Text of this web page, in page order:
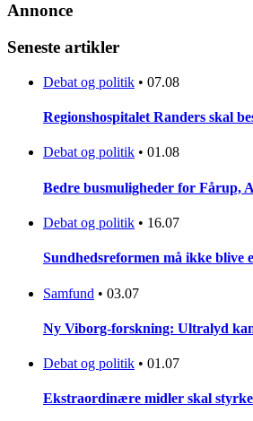
Annonce
Seneste artikler
Debat og politik • 07.08
Regionshospitalet Randers skal
Debat og politik • 01.08
Bedre busmuligheder for Fårup,
Debat og politik • 16.07
Sundhedsreformen må ikke blive
Samfund • 03.07
Ny Viborg-forskning: Ultralyd kan
Debat og politik • 01.07
Ekstraordinære midler skal